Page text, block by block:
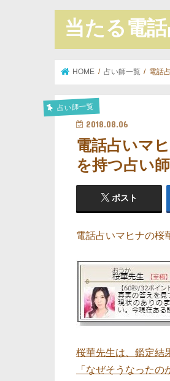
当たる電
HOME 占い師一覧 電話
占い師一覧
2018.08.06
電話占いマ
を持つ占い師
ポスト
電話占いマヒナの桜
桜華先生は、鑑定結
「なぜそうなった